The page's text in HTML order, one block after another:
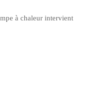
à chaleur intervient